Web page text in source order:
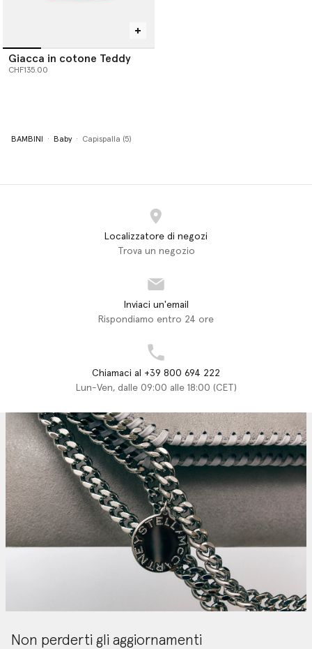
Giacca in cotone Teddy
CHF135.00
BAMBINI Baby Capispalla (5)
Localizzatore di negozi
Trova un negozio
Inviaci un'email
Rispondiamo entro 24 ore
Chiamaci al +39 800 694 222
Lun-Ven, dalle 09:00 alle 18:00 (CET)
Non perderti gli aggiornamenti